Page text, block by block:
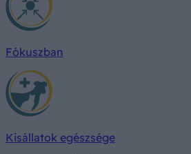
Fókuszban
Kisállatok egészsége